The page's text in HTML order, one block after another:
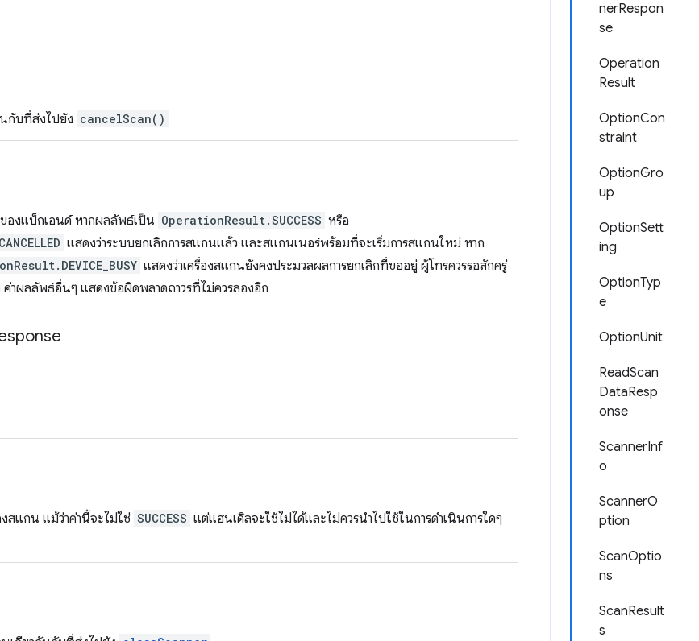
nerRespon
se
Operation
Result
OptionCon
straint
OptionGro
up
OptionSett
ing
OptionTyp
e
OptionUnit
ReadScan
DataResp
onse
ScannerInf
o
ScannerO
ption
ScanOptio
ns
ScanResult
s
กับที่ส่งไปยัง cancelScan()
องแบ็กเอนด์ หากผลลัพธ์เป็น OperationResult.SUCCESS หรือ
แสดงว่าระบบยกเลิกการสแกนแล้ว และสแกนเนอร์พร้อมที่จะเริ่มการสแกนใหม่ หาก
แสดงว่าเครื่องสแกนยังคงประมวลผลการยกเลิกที่ขออยู่ ผู้โทรควรรอสักครู่
ค่าผลลัพธ์อื่นๆ แสดงข้อผิดพลาดถาวรที่ไม่ควรลองอีก
สแกน แม้ว่าค่านี้จะไม่ใช่ SUCCESS แต่แฮนเดิลจะใช้ไม่ได้และไม่ควรนำไปใช้ในการดำเนินการใดๆ